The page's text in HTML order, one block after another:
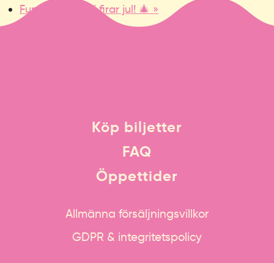
Funny och Djojj firar jul! 🎄 »
Köp biljetter
FAQ
Öppettider
Allmänna försäljningsvillkor
GDPR & integritetspolicy